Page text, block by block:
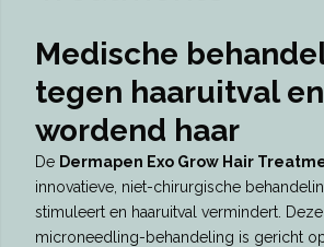
Medische
tegen haaruitval
wordend haar
De Dermapen Exo Grow Hair
innovatieve, niet-chirurgische
stimuleert en haaruitval vermindert.
microneedling-behandeling is gericht